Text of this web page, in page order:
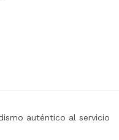
auténtico al servicio